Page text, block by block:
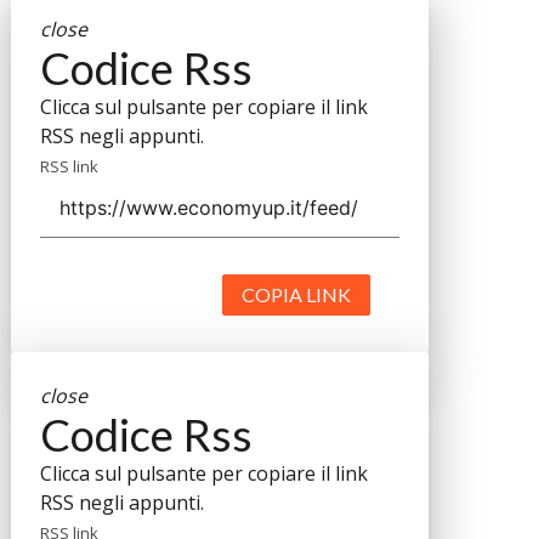
close
Codice Rss
Clicca sul pulsante per copiare il link
RSS negli appunti.
RSS link
COPIA LINK
close
Codice Rss
Clicca sul pulsante per copiare il link
RSS negli appunti.
RSS link